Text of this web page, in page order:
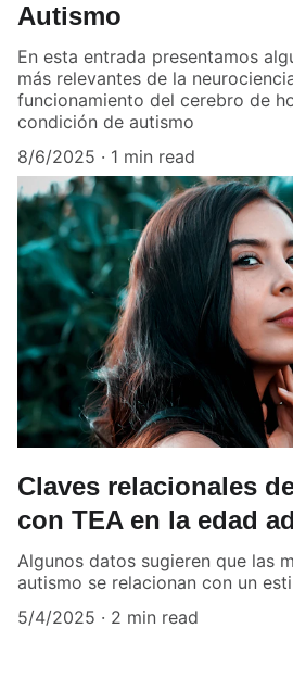
Autismo
En esta entrada presentamos
más relevantes de la
funcionamiento del cerebro de
condición de autismo
8/6/2025
1 min read
Claves relacionales
con TEA en la edad
Algunos datos sugieren que las
autismo se relacionan con un
5/4/2025
2 min read